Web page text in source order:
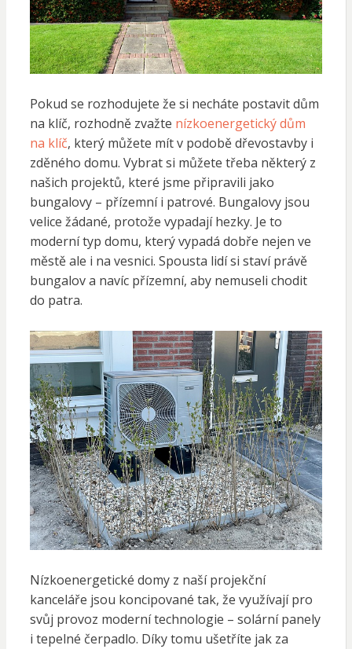
Pokud se rozhodujete že si necháte postavit dům
na klíč, rozhodně zvažte nízkoenergetický dům
na klíč, který můžete mít v podobě dřevostavby i
zděného domu. Vybrat si můžete třeba některý z
našich projektů, které jsme připravili jako
bungalovy – přízemní i patrové. Bungalovy jsou
velice žádané, protože vypadají hezky. Je to
moderní typ domu, který vypadá dobře nejen ve
městě ale i na vesnici. Spousta lidí si staví právě
bungalov a navíc přízemní, aby nemuseli chodit
do patra.
Nízkoenergetické domy z naší projekční
kanceláře jsou koncipované tak, že využívají pro
svůj provoz moderní technologie – solární panely
i tepelné čerpadlo. Díky tomu ušetříte jak za